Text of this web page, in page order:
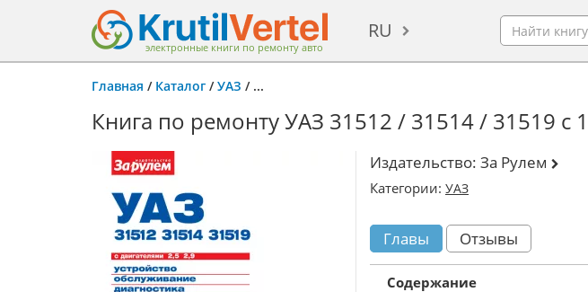
электронные книги по ремонту авто
RU
Главная / Каталог /УАЗ / ...
Книга по ремонту УАЗ 31512 / 31514 / 31519 с
Издательство: За Рулем
Категории: УАЗ
Главы Отзывы
Содержание